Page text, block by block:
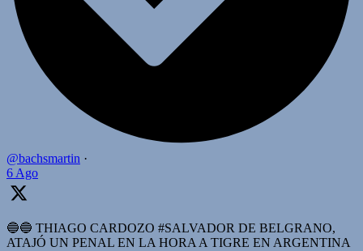
@bachsmartin ·
6 Ago
🔵🔵 THIAGO CARDOZO #SALVADOR DE BELGRANO,
ATAJÓ UN PENAL EN LA HORA A TIGRE EN ARGENTINA